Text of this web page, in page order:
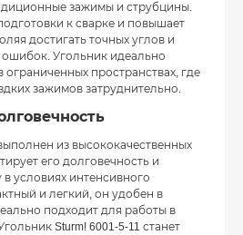
зажимы и струбцины.
к сварке и повышает
достигать точных углов и
Угольник идеально
ограниченных пространствах, где
зажимов затруднительно.
из высококачественных
его долговечность и
в условиях интенсивного
и легкий, он удобен в
подходит для работы в
Sturm! 6001-5-11 станет